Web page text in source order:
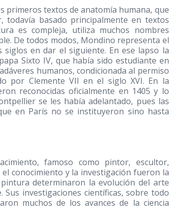
primeros textos de anatomía humana, que
todavía basado principalmente en textos
es compleja, utiliza muchos nombres
De todos modos, Mondino representa el
en dar el siguiente. En ese lapso la
Sixto IV, que había sido estudiante en
humanos, condicionada al permiso
por Clemente VII en el siglo XVI. En la
reconocidas oficialmente en 1405 y lo
se les había adelantado, pues las
en París no se instituyeron sino hasta
famoso como pintor, escultor,
conocimiento y la investigación fueron la
determinaron la evolución del arte
investigaciones científicas, sobre todo
muchos de los avances de la ciencia